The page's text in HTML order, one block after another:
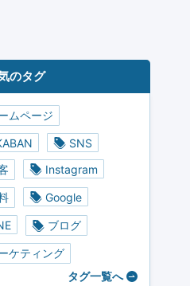
のタグ
ムページ
SNS
Instagram
Google
ブログ
ケティング
タグ一覧へ